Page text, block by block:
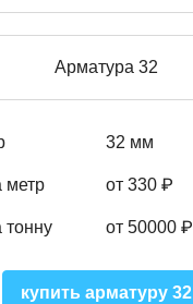
Арматура 32
32 мм
метр от 330 ₽
тонну от 50000 ₽
купить арматуру 32